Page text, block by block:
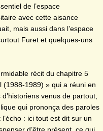
de l’espace
avec cette aisance
mais aussi dans l’espace
Furet et quelques-uns
récit du chapitre 5
(1988-1989) » qui a réuni en
venus de partout,
qui prononça des paroles
: ici tout est dit sur un